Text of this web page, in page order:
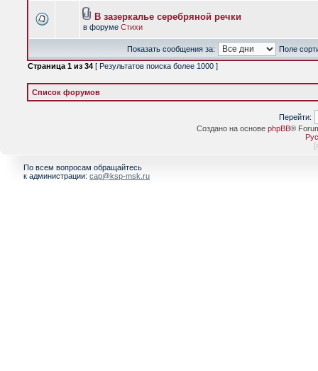
В зазеркалье серебряной речки
в форуме Стихи
Показать сообщения за:
Поле
Страница 1 из 34 [ Результатов поиска более 1000 ]
Список форумов
Перейти:
Создано на основе phpBB®
[
По всем вопросам обращайтесь
к администрации: cap@ksp-msk.ru